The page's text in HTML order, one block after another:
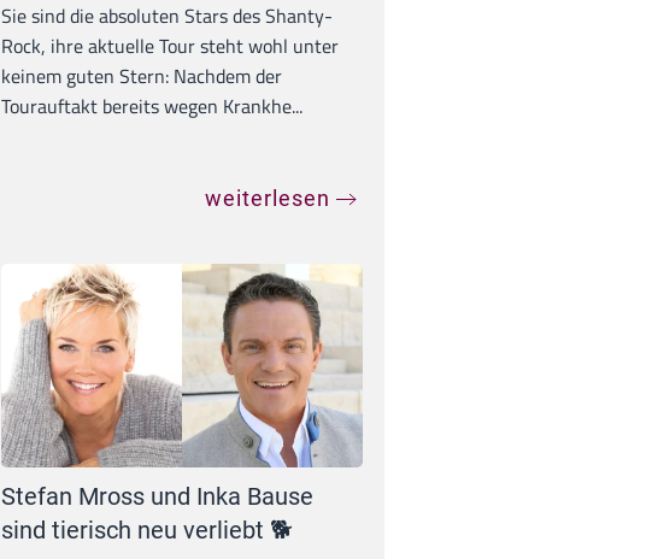
Sie sind die absoluten Stars des Shanty-
Rock, ihre aktuelle Tour steht wohl unter
keinem guten Stern: Nachdem der
Tourauftakt bereits wegen Krankhe...
weiterlesen
Stefan Mross und Inka Bause
sind tierisch neu verliebt 🐕